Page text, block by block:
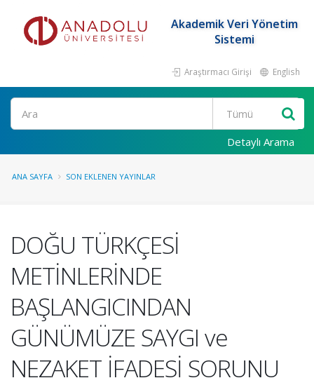
Akademik Veri Yönetim
Sistemi
Araştırmacı Girişi English
Ara
Detaylı Arama
ANA SAYFA SON EKLENEN YAYINLAR
DOĞU TÜRKÇESİ
METİNLERİNDE
BAŞLANGICINDAN
GÜNÜMÜZE SAYGI ve
NEZAKET İFADESİ SORUNU